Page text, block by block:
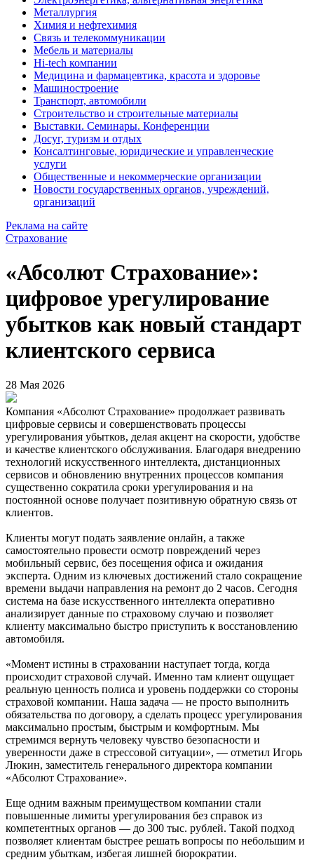
Металлургия
Химия и нефтехимия
Связь и телекоммуникации
Мебель и материалы
Hi-tech компании
Медицина и фармацевтика, красота и здоровье
Машиностроение
Транспорт, автомобили
Строительство и строительные материалы
Выставки. Семинары. Конференции
Досуг, туризм и отдых
Консалтинговые, юридические и управленческие
услуги
Общественные и некоммерческие организации
Новости государственных органов, учреждений,
организаций
Реклама на сайте
Страхование
«Абсолют Страхование»:
цифровое урегулирование
убытков как новый стандарт
клиентского сервиса
28 Мая 2026
Компания «Абсолют Страхование» продолжает развивать
цифровые сервисы и совершенствовать процессы
урегулирования убытков, делая акцент на скорости, удобстве
и качестве клиентского обслуживания. Благодаря внедрению
технологий искусственного интеллекта, дистанционных
сервисов и обновлению внутренних процессов компания
существенно сократила сроки урегулирования и на
постоянной основе получает позитивную обратную связь от
клиентов.
Клиенты могут подать заявление онлайн, а также
самостоятельно провести осмотр повреждений через
мобильный сервис, без посещения офиса и ожидания
эксперта. Одним из ключевых достижений стало сокращение
времени выдачи направления на ремонт до 2 часов. Сегодня
система на базе искусственного интеллекта оперативно
анализирует данные по страховому случаю и позволяет
клиенту максимально быстро приступить к восстановлению
автомобиля.
«Момент истины в страховании наступает тогда, когда
происходит страховой случай. Именно там клиент ощущает
реальную ценность полиса и уровень поддержки со стороны
страховой компании. Наша задача — не просто выполнить
обязательства по договору, а сделать процесс урегулирования
максимально простым, быстрым и комфортным. Мы
стремимся вернуть человеку чувство безопасности и
уверенности даже в стрессовой ситуации», — отметил Игорь
Люкин, заместитель генерального директора компании
«Абсолют Страхование».
Еще одним важным преимуществом компании стали
повышенные лимиты урегулирования без справок из
компетентных органов — до 300 тыс. рублей. Такой подход
позволяет клиентам быстрее решать вопросы по небольшим и
средним убыткам, избегая лишней бюрократии.